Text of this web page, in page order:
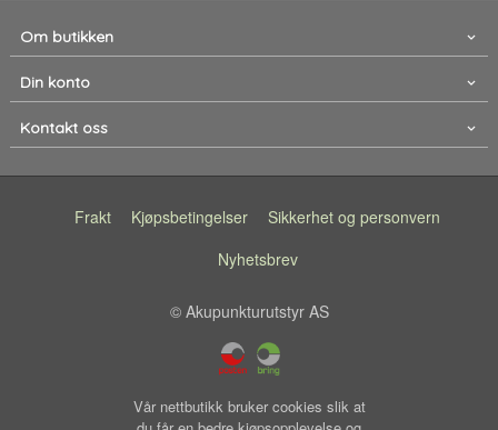
Om butikken
Din konto
Kontakt oss
Frakt Kjøpsbetingelser
Sikkerhet og personvern
Nyhetsbrev
© Akupunkturutstyr AS
Vår nettbutikk bruker cookies slik at